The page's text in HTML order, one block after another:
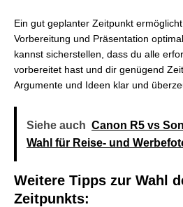
Ein gut geplanter Zeitpunkt
Vorbereitung und Präsentation
kannst sicherstellen, dass du alle
vorbereitet hast und dir genügend
Argumente und Ideen klar und
Siehe auch Canon R5 vs
Wahl für Reise- und
Weitere Tipps zur Wahl
Zeitpunkts: